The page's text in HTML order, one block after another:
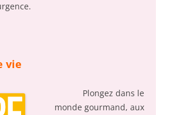
vie
Plongez dans le
monde gourmand, aux